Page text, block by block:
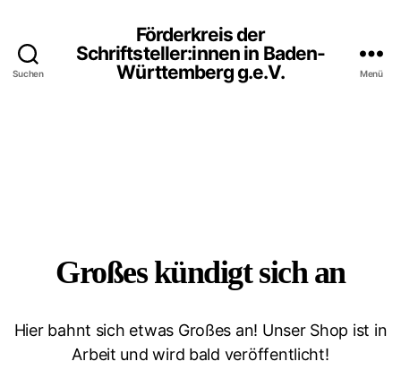
Suchen
Förderkreis der
Schriftsteller:innen in Baden-
Württemberg g.e.V.
Menü
Großes kündigt sich an
Hier bahnt sich etwas Großes an! Unser Shop ist in
Arbeit und wird bald veröffentlicht!